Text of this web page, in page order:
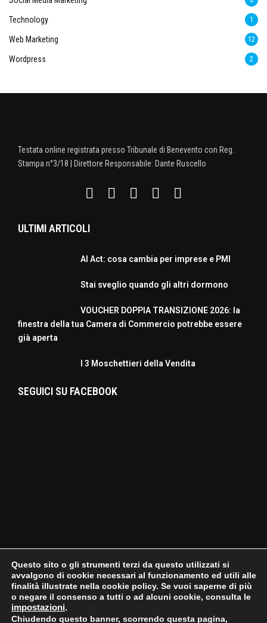
Technology 1
Web Marketing 12
Wordpress 2
Testata online registrata presso Tribunale di Benevento con Reg.
Stampa n°3/18 | Direttore Responsabile: Dante Ruscello
ULTIMI ARTICOLI
AI Act: cosa cambia per imprese e PMI
Stai sveglio quando gli altri dormono
VOUCHER DOPPIA TRANSIZIONE 2026: la
finestra della tua Camera di Commercio potrebbe essere
già aperta
I 3 Moschettieri della Vendita
SEGUICI SU FACEBOOK
Questo sito o gli strumenti terzi da questo utilizzati si
avvalgono di cookie necessari al funzionamento ed utili alle
finalità illustrate nella cookie policy. Se vuoi saperne di più
o negare il consenso a tutti o ad alcuni cookie, consulta le
impostazioni.
Chiudendo questo banner, scorrendo questa pagina,